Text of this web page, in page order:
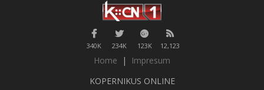
340K 234K 123K 12,123
Home |
Impresum
KOPERNIKUS ONLINE